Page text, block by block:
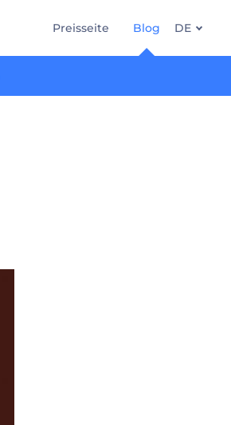
Preisseite Blog DE